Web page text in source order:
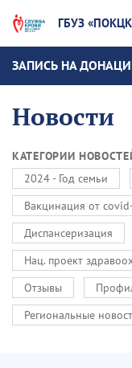
ГБУЗ
ЗАПИСЬ НА
Новости
КАТЕГОРИИ
2024 - Год семьи
Вакцинация от
Диспансеризация
Нац. проект
Отзывы
Региональные